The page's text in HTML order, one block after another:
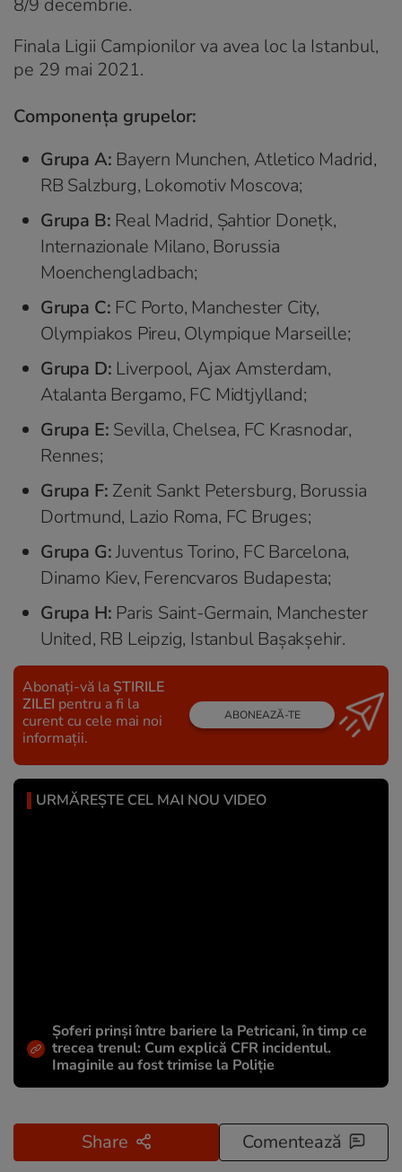
Finala Ligii Campionilor va avea loc la Istanbul,
pe 29 mai 2021.
Componenţa grupelor:
Grupa A: Bayern Munchen, Atletico Madrid,
RB Salzburg, Lokomotiv Moscova;
Grupa B: Real Madrid, Şahtior Doneţk,
Internazionale Milano, Borussia
Moenchengladbach;
Grupa C: FC Porto, Manchester City,
Olympiakos Pireu, Olympique Marseille;
Grupa D: Liverpool, Ajax Amsterdam,
Atalanta Bergamo, FC Midtjylland;
Grupa E: Sevilla, Chelsea, FC Krasnodar,
Rennes;
Grupa F: Zenit Sankt Petersburg, Borussia
Dortmund, Lazio Roma, FC Bruges;
Grupa G:Juventus Torino, FC Barcelona,
Dinamo Kiev, Ferencvaros Budapesta;
Grupa H: Paris Saint-Germain, Manchester
United, RB Leipzig, Istanbul Başakşehir.
Abonați-vă la ȘTIRILE
ZILEI pentru a fi la
curent cu cele mai noi
informații.
ABONEAZĂ-TE
URMĂREȘTE CEL MAI NOU VIDEO
Șoferi prinși între bariere la Petricani, în timp ce
trecea trenul: Cum explică CFR incidentul.
Imaginile au fost trimise la Poliție
Share Comentează